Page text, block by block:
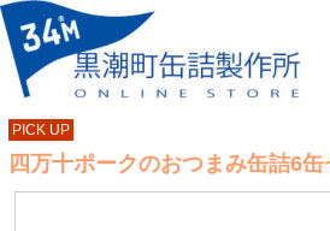
PICK UP
四万十ポークのおつまみ缶詰6缶